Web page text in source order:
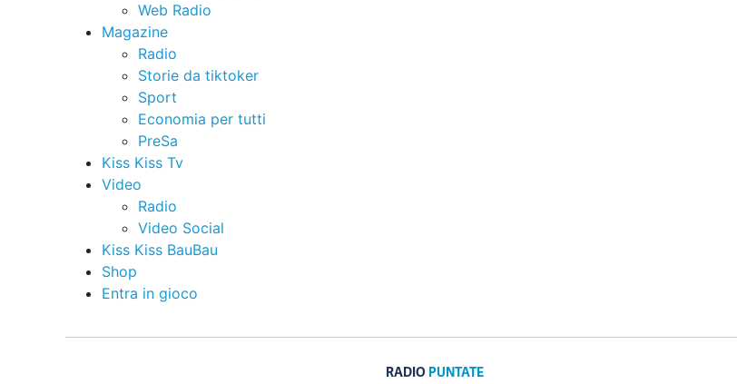
Web Radio
Magazine
Radio
Storie da tiktoker
Sport
Economia per tutti
PreSa
Kiss Kiss Tv
Video
Radio
Video Social
Kiss Kiss BauBau
Shop
Entra in gioco
RADIO PUNTATE